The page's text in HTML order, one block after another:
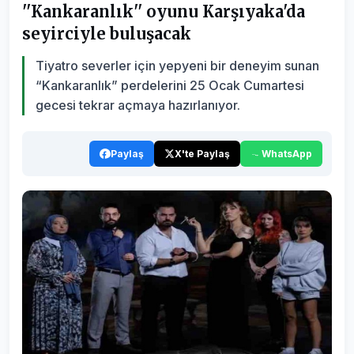
''Kankaranlık'' oyunu Karşıyaka'da
seyirciyle buluşacak
Tiyatro severler için yepyeni bir deneyim sunan
“Kankaranlık” perdelerini 25 Ocak Cumartesi
gecesi tekrar açmaya hazırlanıyor.
Paylaş X'te Paylaş WhatsApp